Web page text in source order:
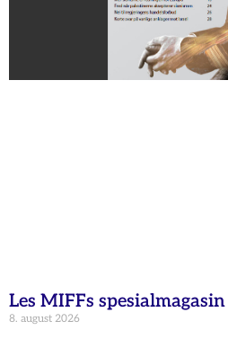
Les MIFFs
8. august 2026